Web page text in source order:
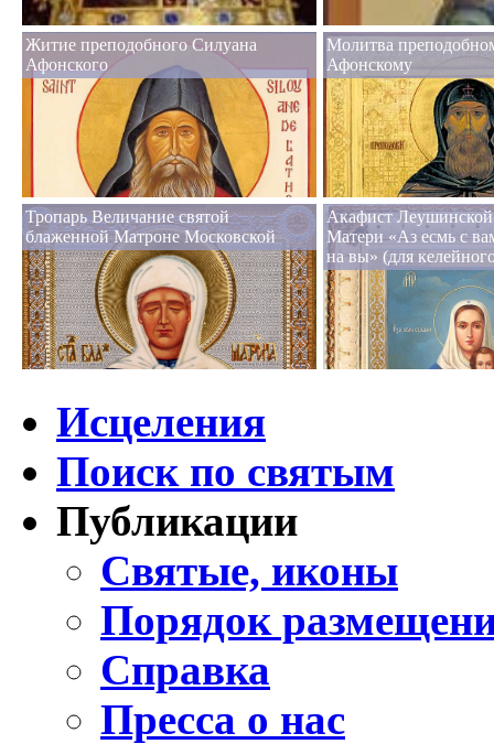
Житие преподобного Силуана
Афонского
Молитва
Афонскому
Тропарь Величание святой
блаженной Матроне Московской
Акафист
Матери «Аз есмь с
на вы» (для
Исцеления
Поиск по святым
Публикации
Святые, иконы
Порядок
Справка
Пресса о нас